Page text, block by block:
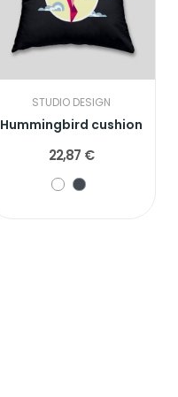
STUDIO DESIGN
Hummingbird cushion
22,87 €